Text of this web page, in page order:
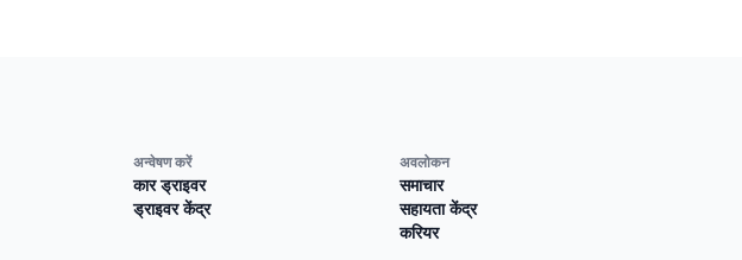
अन्वेषण करें
कार ड्राइवर
ड्राइवर केंद्र
अवलोकन
समाचार
सहायता केंद्र
करियर